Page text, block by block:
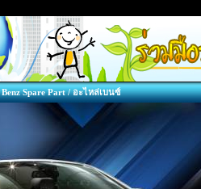
Benz Spare Part / อะไหล่เบนซ์